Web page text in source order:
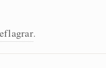
.